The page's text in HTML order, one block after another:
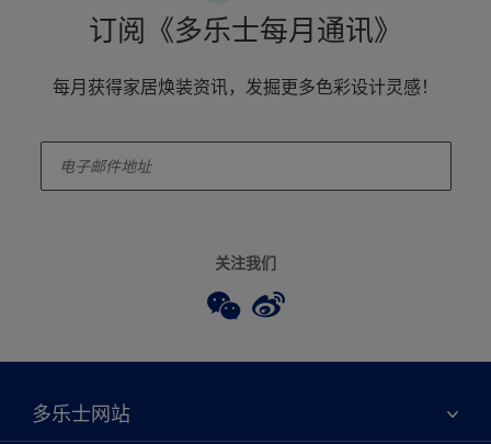
订阅《多乐士每月通讯》
每月获得家居焕装资讯，发掘更多色彩设计灵感！
关注我们
多乐士网站